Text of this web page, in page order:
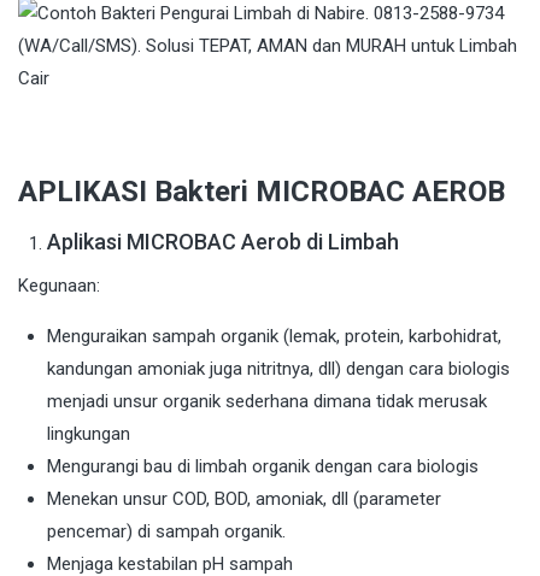
APLIKASI Bakteri MICROBAC AEROB
Aplikasi MICROBAC Aerob di Limbah
Kegunaan:
Menguraikan sampah organik (lemak, protein, karbohidrat,
kandungan amoniak juga nitritnya, dll) dengan cara biologis
menjadi unsur organik sederhana dimana tidak merusak
lingkungan
Mengurangi bau di limbah organik dengan cara biologis
Menekan unsur COD, BOD, amoniak, dll (parameter
pencemar) di sampah organik.
Menjaga kestabilan pH sampah